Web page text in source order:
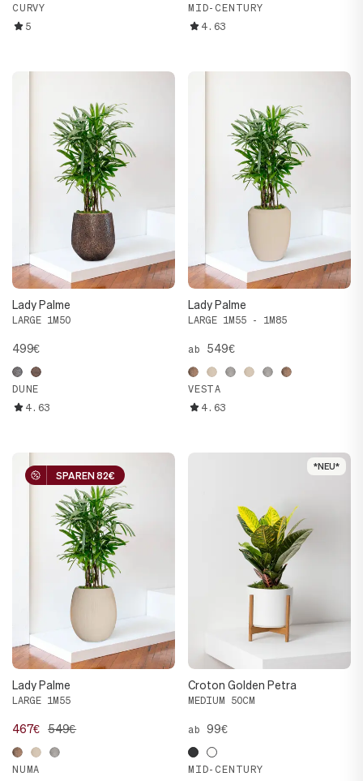
CURVY
5
MID-CENTURY
4.63
Lady Palme
LARGE 1M50
499€
DUNE
4.63
Lady Palme
LARGE 1M55 - 1M85
ab 549€
VESTA
4.63
SPAREN 82€
SPAREN 82€
Lady Palme
LARGE 1M55
467€ 549€
NUMA
*NEU*
*NEU*
Croton Golden Petra
MEDIUM 50CM
ab99€
MID-CENTURY